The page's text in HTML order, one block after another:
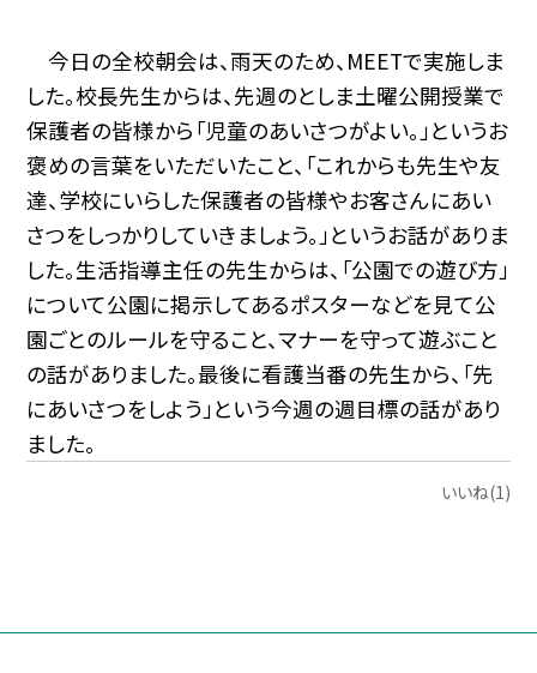
今日の全校朝会は、雨天のため、MEETで実施しま
した。校長先生からは、先週のとしま土曜公開授業で
保護者の皆様から「児童のあいさつがよい。」というお
褒めの言葉をいただいたこと、「これからも先生や友
達、学校にいらした保護者の皆様やお客さんにあい
さつをしっかりしていきましょう。」というお話がありま
した。生活指導主任の先生からは、「公園での遊び方」
について公園に掲示してあるポスターなどを見て公
園ごとのルールを守ること、マナーを守って遊ぶこと
の話がありました。最後に看護当番の先生から、「先
にあいさつをしよう」という今週の週目標の話があり
ました。
いいね(1)